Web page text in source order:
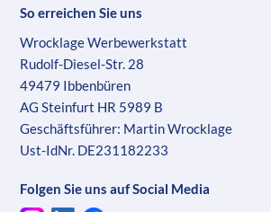
So erreichen Sie uns
Wrocklage Werbewerkstatt
Rudolf-Diesel-Str. 28
49479 Ibbenbüren
AG Steinfurt HR 5989 B
Geschäftsführer: Martin Wrocklage
Ust-IdNr. DE231182233
Folgen Sie uns auf Social Media